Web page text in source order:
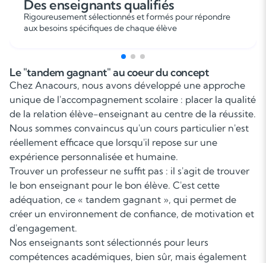
Des enseignants qualifiés
Rigoureusement sélectionnés et formés pour répondre
aux besoins spécifiques de chaque élève
Le "tandem gagnant" au coeur du concept
Chez Anacours, nous avons développé une approche
unique de l'accompagnement scolaire : placer la qualité
de la relation élève-enseignant au centre de la réussite.
Nous sommes convaincus qu'un cours particulier n'est
réellement efficace que lorsqu'il repose sur une
expérience personnalisée et humaine.
Trouver un professeur ne suffit pas : il s'agit de trouver
le bon enseignant pour le bon élève. C'est cette
adéquation, ce « tandem gagnant », qui permet de
créer un environnement de confiance, de motivation et
d'engagement.
Nos enseignants sont sélectionnés pour leurs
compétences académiques, bien sûr, mais également